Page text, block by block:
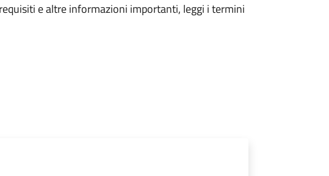
e altre informazioni importanti, leggi i termini